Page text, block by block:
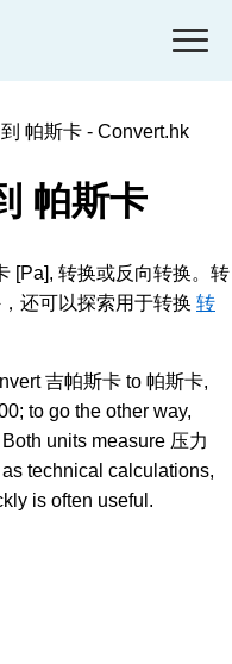
帕斯卡 - Convert.hk
帕斯卡
[Pa], 转换或反向转换。转
还可以探索用于转换 转
吉帕斯卡 to 帕斯卡,
to go the other way,
units measure 压力
technical calculations,
is often useful.